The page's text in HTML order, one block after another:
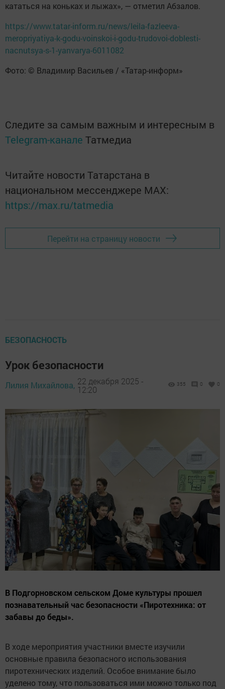
кататься на коньках и лыжах», — отметил Абзалов.
https://www.tatar-inform.ru/news/leila-fazleeva-
meropriyatiya-k-godu-voinskoi-i-godu-trudovoi-doblesti-
nacnutsya-s-1-yanvarya-6011082
Фото: © Владимир Васильев / «Татар-информ»
Следите за самым важным и интересным в
Telegram-канале Татмедиа
Читайте новости Татарстана в
национальном мессенджере MАХ:
https://max.ru/tatmedia
Перейти на страницу новости
БЕЗОПАСНОСТЬ
Урок безопасности
Лилия Михайлова, 22 декабря 2025 -
12:20
355 0 0
В Подгорновском сельском Доме культуры прошел
познавательный час безопасности «Пиротехника: от
забавы до беды».
В ходе мероприятия участники вместе изучили
основные правила безопасного использования
пиротехнических изделий. Особое внимание было
уделено тому, что пользоваться ими можно только под